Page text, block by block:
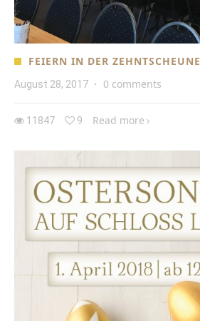
FEIERN IN DER ZEHNTSCHEUNE
August 28, 2017 · 0 comments
11847 9 Read more